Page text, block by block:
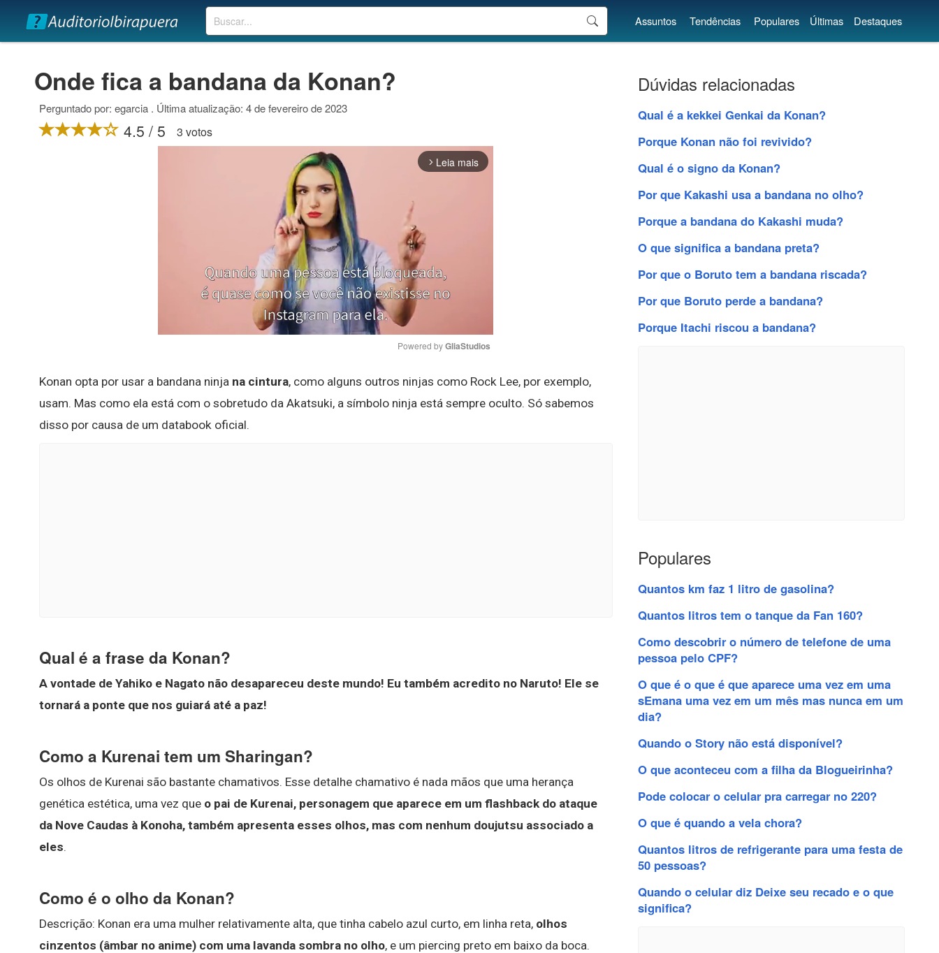
Buscar Assuntos Tendências Populares Últimas Destaques
Onde fica a bandana da Konan?
Perguntado por: egarcia . Última atualização: 4 de fevereiro de 2023
4.5 / 5 3 votos
arrow_forward_ios Leia mais
Mute
Powered by GliaStudios
Konan opta por usar a bandana ninja na cintura, como alguns outros ninjas como Rock Lee, por exemplo,
usam. Mas como ela está com o sobretudo da Akatsuki, a símbolo ninja está sempre oculto. Só sabemos
disso por causa de um databook oficial.
Qual é a frase da Konan?
A vontade de Yahiko e Nagato não desapareceu deste mundo! Eu também acredito no Naruto! Ele se
tornará a ponte que nos guiará até a paz!
Como a Kurenai tem um Sharingan?
Os olhos de Kurenai são bastante chamativos. Esse detalhe chamativo é nada mãos que uma herança
genética estética, uma vez que o pai de Kurenai, personagem que aparece em um flashback do ataque
da Nove Caudas à Konoha, também apresenta esses olhos, mas com nenhum doujutsu associado a
eles.
Como é o olho da Konan?
Descrição: Konan era uma mulher relativamente alta, que tinha cabelo azul curto, em linha reta, olhos
cinzentos (âmbar no anime) com uma lavanda sombra no olho, e um piercing preto em baixo da boca.
Dúvidas relacionadas
Qual é a kekkei Genkai da Konan?
Porque Konan não foi revivido?
Qual é o signo da Konan?
Por que Kakashi usa a bandana no olho?
Porque a bandana do Kakashi muda?
O que significa a bandana preta?
Por que o Boruto tem a bandana riscada?
Por que Boruto perde a bandana?
Porque Itachi riscou a bandana?
Populares
Quantos km faz 1 litro de gasolina?
Quantos litros tem o tanque da Fan 160?
Como descobrir o número de telefone de uma
pessoa pelo CPF?
O que é o que é que aparece uma vez em uma
sEmana uma vez em um mês mas nunca em um
dia?
Quando o Story não está disponível?
O que aconteceu com a filha da Blogueirinha?
Pode colocar o celular pra carregar no 220?
O que é quando a vela chora?
Quantos litros de refrigerante para uma festa de
50 pessoas?
Quando o celular diz Deixe seu recado e o que
significa?